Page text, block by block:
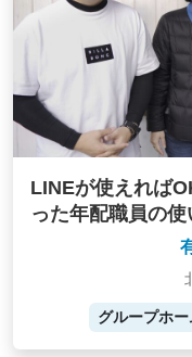
LINEが使えれば
った年配職員の使
グループホー